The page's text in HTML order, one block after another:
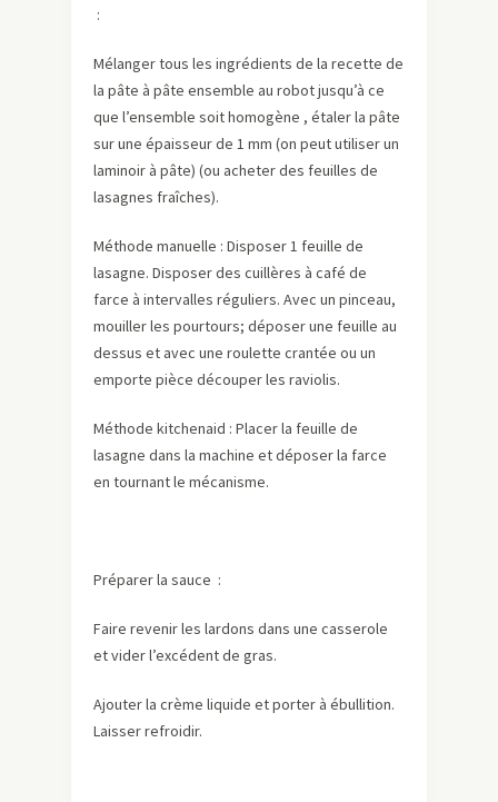
:
Mélanger tous les ingrédients de la recette de
la pâte à pâte ensemble au robot jusqu’à ce
que l’ensemble soit homogène , étaler la pâte
sur une épaisseur de 1 mm (on peut utiliser un
laminoir à pâte) (ou acheter des feuilles de
lasagnes fraîches).
Méthode manuelle : Disposer 1 feuille de
lasagne. Disposer des cuillères à café de
farce à intervalles réguliers. Avec un pinceau,
mouiller les pourtours; déposer une feuille au
dessus et avec une roulette crantée ou un
emporte pièce découper les raviolis.
Méthode kitchenaid : Placer la feuille de
lasagne dans la machine et déposer la farce
en tournant le mécanisme.
Préparer la sauce :
Faire revenir les lardons dans une casserole
et vider l’excédent de gras.
Ajouter la crème liquide et porter à ébullition.
Laisser refroidir.